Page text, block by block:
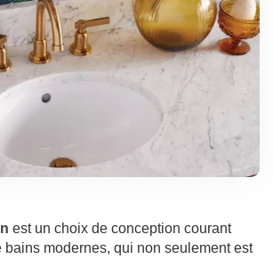
est un choix de conception courant
modernes, qui non seulement est